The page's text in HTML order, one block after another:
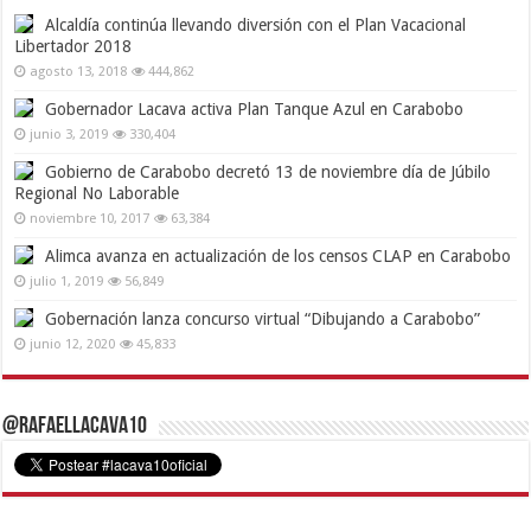
Alcaldía continúa llevando diversión con el Plan Vacacional
Libertador 2018
agosto 13, 2018 444,862
Gobernador Lacava activa Plan Tanque Azul en Carabobo
junio 3, 2019 330,404
Gobierno de Carabobo decretó 13 de noviembre día de Júbilo
Regional No Laborable
noviembre 10, 2017 63,384
Alimca avanza en actualización de los censos CLAP en Carabobo
julio 1, 2019 56,849
Gobernación lanza concurso virtual “Dibujando a Carabobo”
junio 12, 2020 45,833
@RafaelLacava10